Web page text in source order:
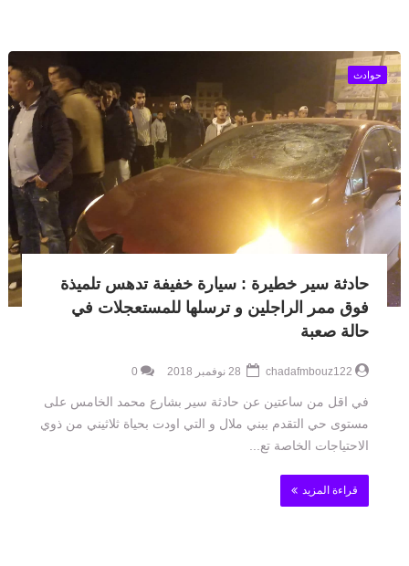
حوادث
حادثة سير خطيرة : سيارة خفيفة تدهس تلميذة
فوق ممر الراجلين و ترسلها للمستعجلات في
حالة صعبة
chadafmbouz122
0
في اقل من ساعتين عن حادثة سير بشارع محمد الخامس على
مستوى حي التقدم ببني ملال و التي اودت بحياة ثلاثيني من ذوي
الاحتياجات الخاصة تع...
قراءة المزيد